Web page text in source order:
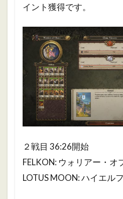
イント獲得です。
２戦目 36:26開始
FELKON: ウォリアー・オ
LOTUS MOON: ハイエルフ